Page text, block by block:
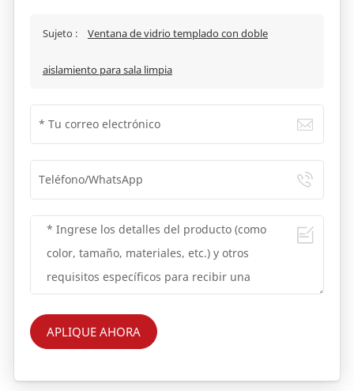
Sujeto : Ventana de vidrio templado con doble
aislamiento para sala limpia
APLIQUE AHORA